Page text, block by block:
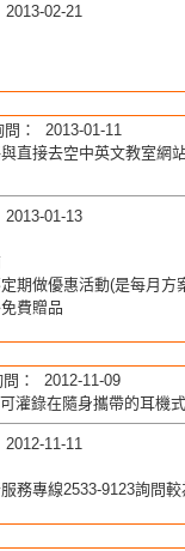
02-21
問： 2013-01-11
直接去空中英文教室網
01-13
期做優惠活動(是每月方
費贈品
問： 2012-11-09
灌錄在隨身攜帶的耳機
11-11
務專線2533-9123詢問